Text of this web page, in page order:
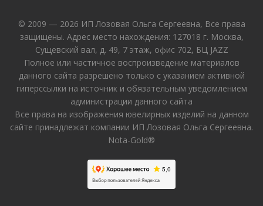
© 2009 — 2026 ИП Лозовая Ольга Сергеевна, Все права
защищены. Адрес место нахождения: 127018 г. Москва,
Сущевский вал, д. 49, 7 этаж, офис 702, БЦ JAZZ
Полное или частичное воспроизведение материалов
данного сайта разрешено только с указанием активной
гиперссылки на источник и обязательным уведомлением
администрации данного сайта
Все права на изображения ювелирных изделий на данном
сайте принадлежат компании ИП Лозовая Ольга Сергеевна.
Nota-Gold®